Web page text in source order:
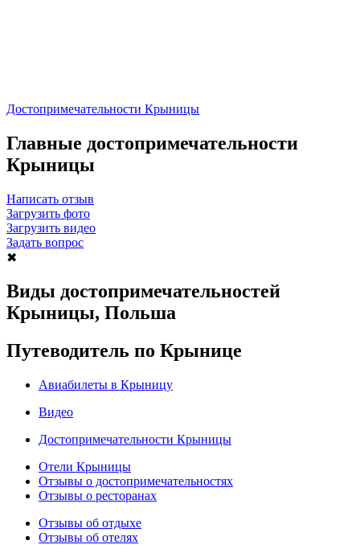
Достопримечательности Крыницы
Главные достопримечательности
Крыницы
Написать отзыв
Загрузить фото
Загрузить видео
Задать вопрос
✖
Виды достопримечательностей
Крыницы, Польша
Путеводитель по Крынице
Авиабилеты в Крыницу
Видео
Достопримечательности Крыницы
Отели Крыницы
Отзывы о достопримечательностях
Отзывы о ресторанах
Отзывы об отдыхе
Отзывы об отелях